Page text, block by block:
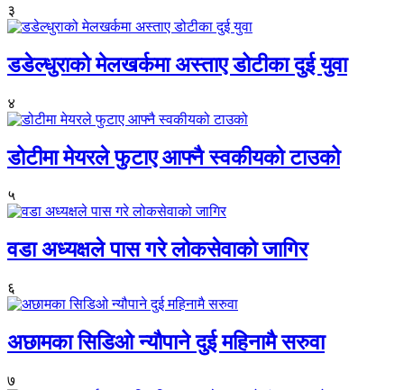
३
डडेल्धुराको मेलखर्कमा अस्ताए डोटीका दुई युवा
४
डोटीमा मेयरले फुटाए आफ्नै स्वकीयको टाउको
५
वडा अध्यक्षले पास गरे लोकसेवाको जागिर
६
अछामका सिडिओ न्यौपाने दुई महिनामै सरुवा
७